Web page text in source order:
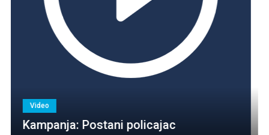
Sanel Jušić dobitnik prestižnog priznanja
Zlatna policijska značka